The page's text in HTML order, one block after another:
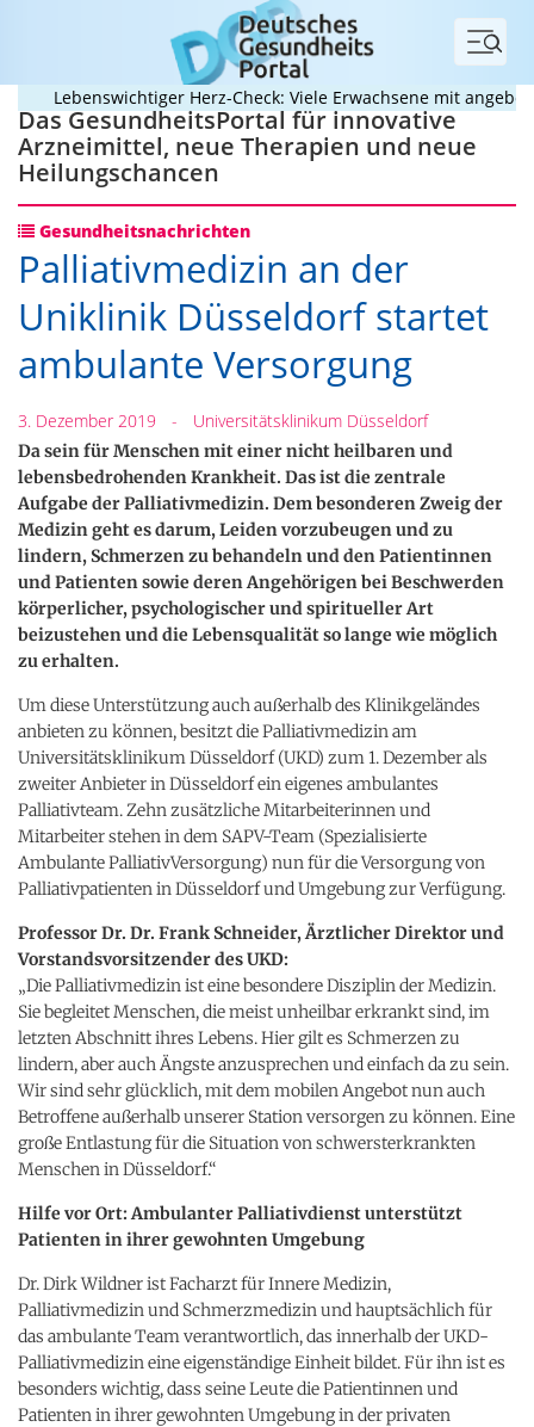
Menü
Lebenswichtiger Herz-Check: Viele Erwachsene mit
Das GesundheitsPortal für innovative
Arzneimittel, neue Therapien und neue
Heilungschancen
Gesundheitsnachrichten
Palliativmedizin an der
Uniklinik Düsseldorf startet
ambulante Versorgung
3. Dezember 2019 - Universitätsklinikum Düsseldorf
Da sein für Menschen mit einer nicht heilbaren und
lebensbedrohenden Krankheit. Das ist die zentrale
Aufgabe der Palliativmedizin. Dem besonderen Zweig der
Medizin geht es darum, Leiden vorzubeugen und zu
lindern, Schmerzen zu behandeln und den Patientinnen
und Patienten sowie deren Angehörigen bei Beschwerden
körperlicher, psychologischer und spiritueller Art
beizustehen und die Lebensqualität so lange wie möglich
zu erhalten.
Um diese Unterstützung auch außerhalb des Klinikgeländes
anbieten zu können, besitzt die Palliativmedizin am
Universitätsklinikum Düsseldorf (UKD) zum 1. Dezember als
zweiter Anbieter in Düsseldorf ein eigenes ambulantes
Palliativteam. Zehn zusätzliche Mitarbeiterinnen und
Mitarbeiter stehen in dem SAPV-Team (Spezialisierte
Ambulante PalliativVersorgung) nun für die Versorgung von
Palliativpatienten in Düsseldorf und Umgebung zur Verfügung.
Professor Dr. Dr. Frank Schneider, Ärztlicher Direktor und
Vorstandsvorsitzender des UKD:
„Die Palliativmedizin ist eine besondere Disziplin der Medizin.
Sie begleitet Menschen, die meist unheilbar erkrankt sind, im
letzten Abschnitt ihres Lebens. Hier gilt es Schmerzen zu
lindern, aber auch Ängste anzusprechen und einfach da zu sein.
Wir sind sehr glücklich, mit dem mobilen Angebot nun auch
Betroffene außerhalb unserer Station versorgen zu können. Eine
große Entlastung für die Situation von schwersterkrankten
Menschen in Düsseldorf.“
Hilfe vor Ort: Ambulanter Palliativdienst unterstützt
Patienten in ihrer gewohnten Umgebung
Dr. Dirk Wildner ist Facharzt für Innere Medizin,
Palliativmedizin und Schmerzmedizin und hauptsächlich für
das ambulante Team verantwortlich, das innerhalb der UKD-
Palliativmedizin eine eigenständige Einheit bildet. Für ihn ist es
besonders wichtig, dass seine Leute die Patientinnen und
Patienten in ihrer gewohnten Umgebung in der privaten